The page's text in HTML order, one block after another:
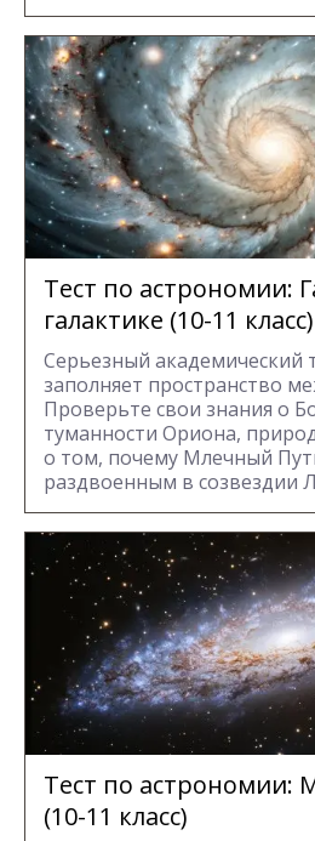
Тест по астрономии:
галактике (10-11 класс)
Серьезный академический
заполняет пространство
Проверьте свои знания о
туманности Ориона,
о том, почему Млечный
раздвоенным в созвездии
Тест по астрономии:
(10-11 класс)